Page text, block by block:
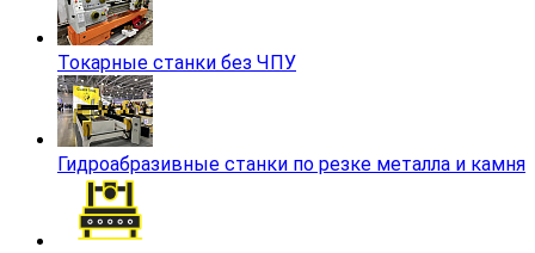
Токарные станки без ЧПУ
Гидроабразивные станки по резке металла и камня